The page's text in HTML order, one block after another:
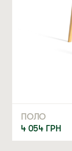
Дубовий стілець
конструкцію, яка
безпечним. В
міцні, елегантно
товсте сидіння із
деревини дуба.
тверду спинку, а
на ваш вибір.
ПОЛО
4 054 ГРН
Натискаючи ви
персональних